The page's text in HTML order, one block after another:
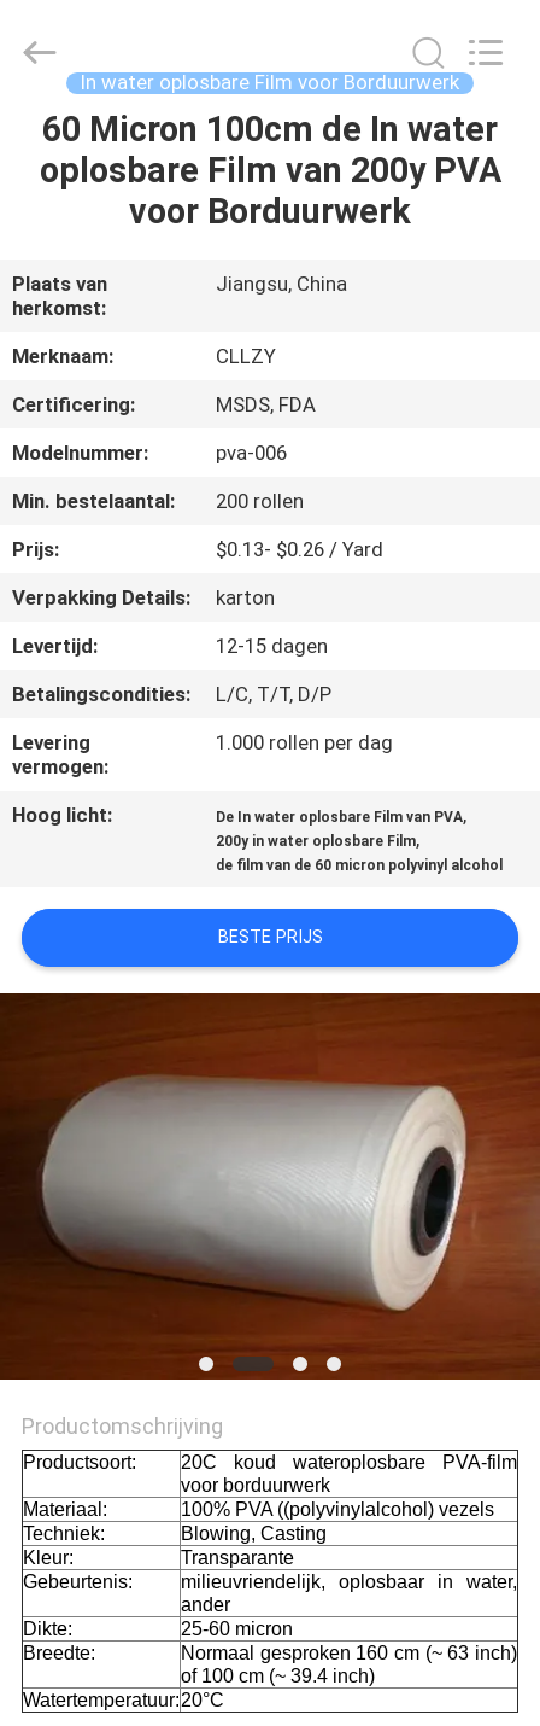
THUIS
PRODUCTEN
OVER
ONS
FABRIEKSTOCHT
NIEUWS
VRAAG
OFFERTE
SITEMAP
POLICY
Greencradleland
Macromolecule
In water oplosbare Film voor Borduurwerk
60 Micron 100cm de In water
oplosbare Film van 200y PVA
voor Borduurwerk
Plaats van
herkomst:
Jiangsu, China
Merknaam:
CLLZY
Certificering:
MSDS, FDA
Modelnummer:
pva-006
Min. bestelaantal:
200 rollen
Prijs:
$0.13- $0.26 / Yard
Verpakking Details:
karton
Levertijd:
12-15 dagen
Betalingscondities:
L/C, T/T, D/P
Levering
vermogen:
1.000 rollen per dag
Hoog licht: De In water oplosbare Film van PVA,
200y in water oplosbare Film,
de film van de 60 micron polyvinyl alcohol
BESTE PRIJS
Productomschrijving
Productsoort:
20C koud wateroplosbare PVA-film
voor borduurwerk
Materiaal:
100% PVA ((polyvinylalcohol) vezels
Techniek:
Blowing, Casting
Kleur:
Transparante
Gebeurtenis:
milieuvriendelijk, oplosbaar in water,
ander
Dikte:
25-60 micron
Breedte:
Normaal gesproken 160 cm (~ 63 inch)
of 100 cm (~ 39.4 inch)
Watertemperatuur:20°C